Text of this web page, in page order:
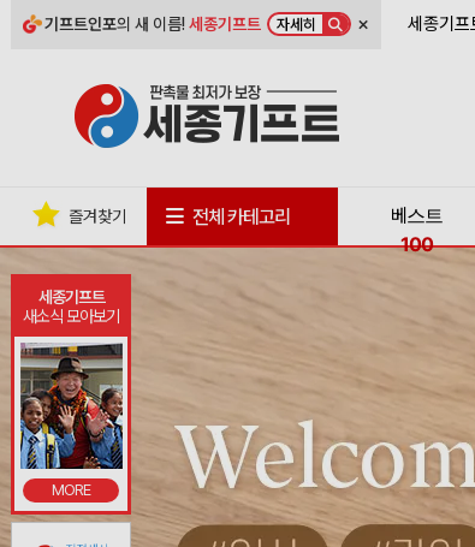
기프트인포의 새 이름!세종기프트 자세히 × 세종기프
세종기프트
새소식 모아보기
MORE
즐겨찾기 전체 카테고리
베스트
100